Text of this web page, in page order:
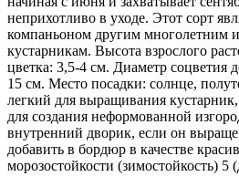
неприхотливо в уходе. Этот сорт
компаньоном другим многолетним
кустарникам. Высота взрослого
цветка: 3,5-4 см. Диаметр соцветия
15 см. Место посадки: солнце,
легкий для выращивания
для создания неформованной
внутренний дворик, если он
добавить в бордюр в качестве
морозостойкости (зимостойкость) 5